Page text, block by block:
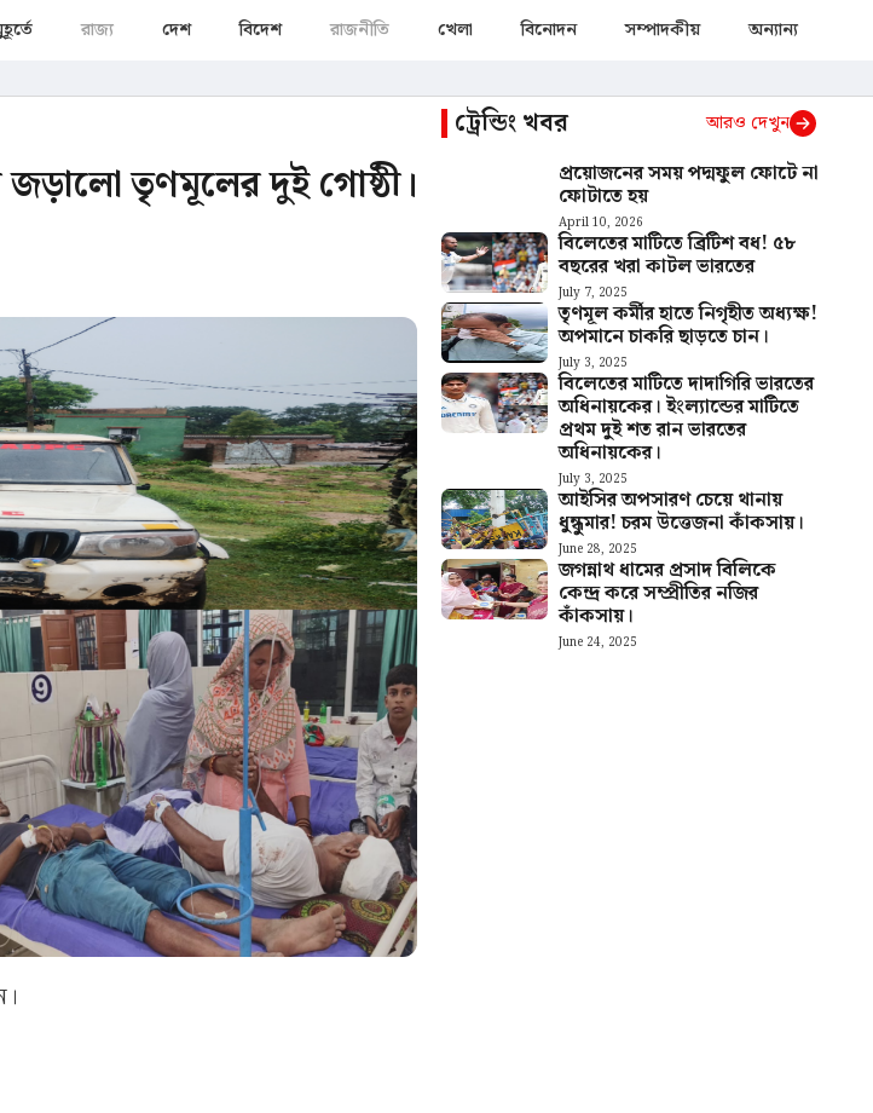
রাজ্য দেশ বিদেশ রাজনীতি খেলা বিনোদন সম্পাদকীয় অন্যান্য
জড়ালো তৃণমূলের দুই গোষ্ঠী।
ট্রেন্ডিং খবর আরও দেখুন
প্রয়োজনের সময় পদ্মফুল ফোটে না
ফোটাতে হয়
April 10, 2026
বিলেতের মাটিতে ব্রিটিশ বধ! ৫৮
বছরের খরা কাটল ভারতের
July 7, 2025
তৃণমূল কর্মীর হাতে নিগৃহীত অধ্যক্ষ!
অপমানে চাকরি ছাড়তে চান।
July 3, 2025
বিলেতের মাটিতে দাদাগিরি ভারতের
অধিনায়কের। ইংল্যান্ডের মাটিতে
প্রথম দুই শত রান ভারতের
অধিনায়কের।
July 3, 2025
আইসির অপসারণ চেয়ে থানায়
ধুন্ধুমার! চরম উত্তেজনা কাঁকসায়।
June 28, 2025
জগন্নাথ ধামের প্রসাদ বিলিকে
কেন্দ্র করে সম্প্রীতির নজির
কাঁকসায়।
June 24, 2025